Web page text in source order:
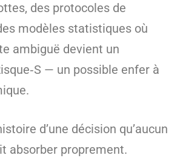
des protocoles de
modèles statistiques où
ambiguë devient un
— un possible enfer à
d’une décision qu’aucun
absorber proprement.